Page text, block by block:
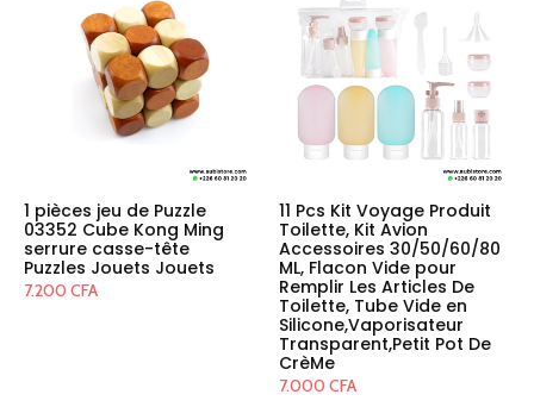
1 pièces jeu de Puzzle
03352 Cube Kong Ming
serrure casse-tête
Puzzles Jouets Jouets
7.200 CFA
11 Pcs Kit Voyage Produit
Toilette, Kit Avion
Accessoires 30/50/60/80
ML, Flacon Vide pour
Remplir Les Articles De
Toilette, Tube Vide en
Silicone,Vaporisateur
Transparent,Petit Pot De
CrèMe
7.000 CFA